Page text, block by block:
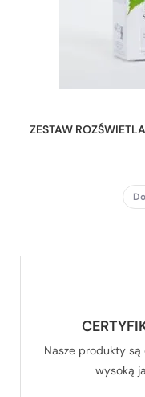
ZESTAW
Nasze produkty
wysoką